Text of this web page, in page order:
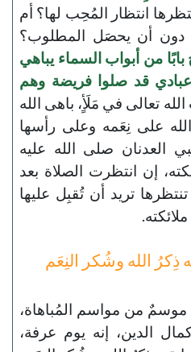
انتظار المُحِب لها؟ أم
دون أن يحصَل المطلوب؟
من أبواب السماء يباهي
قد صلوا فريضة وهم
تعالى في مَلَأٍ، باهى الله
على نِعَمه وعلى رأسها
العدنان صلى الله عليه
إن انتظرت الصلاة بعد
تريد أن تُقبِل عليها
ذِكرُ الله وشُكر النِعَم
موسمٌ من مواسم المُباهاة،
الدين، إنه يوم عرفة،